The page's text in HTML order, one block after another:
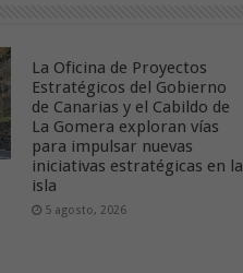
La Oficina de Proyectos
Estratégicos del Gobierno
de Canarias y el Cabildo de
La Gomera exploran vías
para impulsar nuevas
iniciativas estratégicas en la
isla
5 agosto, 2026